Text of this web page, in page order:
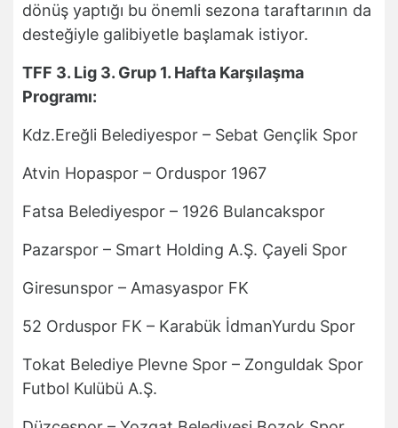
dönüş yaptığı bu önemli sezona taraftarının da
desteğiyle galibiyetle başlamak istiyor.
TFF 3. Lig 3. Grup 1. Hafta Karşılaşma
Programı:
Kdz.Ereğli Belediyespor – Sebat Gençlik Spor
Atvin Hopaspor – Orduspor 1967
Fatsa Belediyespor – 1926 Bulancakspor
Pazarspor – Smart Holding A.Ş. Çayeli Spor
Giresunspor – Amasyaspor FK
52 Orduspor FK – Karabük İdmanYurdu Spor
Tokat Belediye Plevne Spor – Zonguldak Spor
Futbol Kulübü A.Ş.